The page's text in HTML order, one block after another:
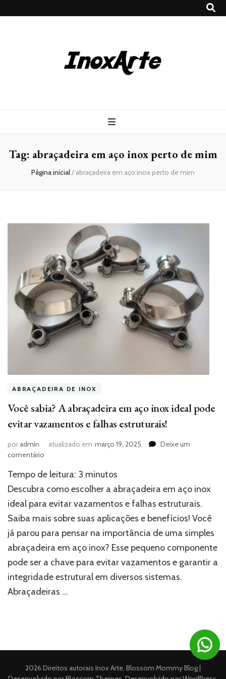
Tag: abraçadeira em aço inox perto de mim
Página inicial/ abraçadeira em aço inox perto de mim
ABRAÇADEIRA DE INOX
Você sabia? A abraçadeira em aço inox ideal pode
evitar vazamentos e falhas estruturais!
poradmin atualizado em março 19, 2025
Deixe um
comentário
sabia?
A
em
aço
ideal
pode
evitar
vazamentos
e
falhas
Tempo de leitura: 3 minutos
Descubra como escolher a abraçadeira em aço inox
ideal para evitar vazamentos e falhas estruturais.
Saiba mais sobre suas aplicações e benefícios! Você
já parou para pensar na importância de uma simples
abraçadeira em aço inox? Esse pequeno componente
pode ser a chave para evitar vazamentos e garantir a
integridade estrutural em diversos sistemas.
Abraçadeiras …
2026 Direitos autorais Inox Arte. Blossom Mommy Blog |